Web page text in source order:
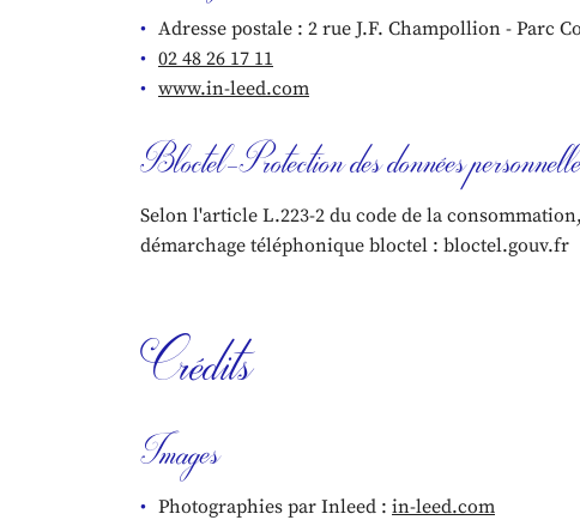
Adresse postale : 2 rue J.F. Champollion - Parc
02 48 26 17 11
www.in-leed.com
Bloctel-Protection des données
Selon l'article L.223-2 du code de la
démarchage téléphonique bloctel : bloctel.gouv.fr
Crédits
Images
Photographies par Inleed : in-leed.com